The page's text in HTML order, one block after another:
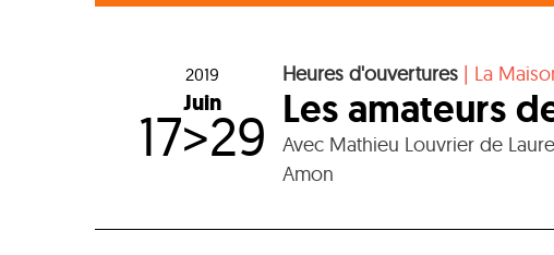
2019
Juin
17>29
Heures d'ouvertures | La
Les amateurs
Avec Mathieu Louvrier de
Amon